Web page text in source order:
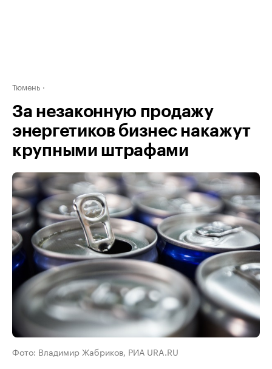
Тюмень
За незаконную продажу
энергетиков бизнес накажут
крупными штрафами
Фото: Владимир Жабриков, РИА URA.RU